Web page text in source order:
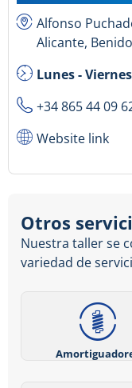
Alfonso
Alicante,
Lunes -
+34 865 44 09
Website link
Otros
Nuestra taller se
variedad de